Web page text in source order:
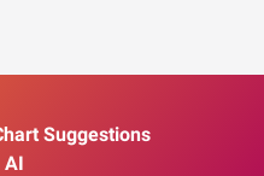
Suggestions
AI